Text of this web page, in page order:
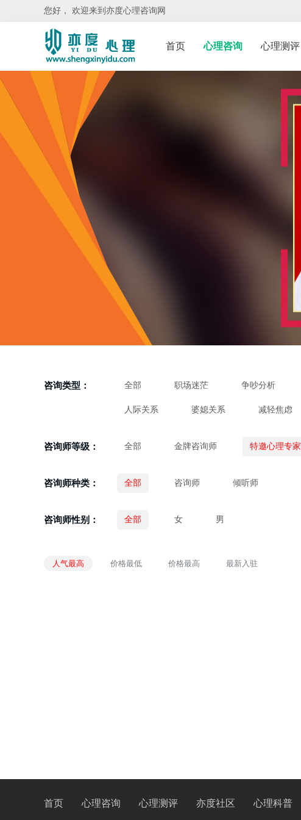
您好， 欢迎来到亦度心理咨询网
首页 心理咨询 心理测评
咨询类型： 全部 职场迷茫 争吵分析
人际关系 婆媳关系 减轻焦虑
咨询师等级： 全部 金牌咨询师 特邀心理专家
咨询师种类： 全部 咨询师 倾听师
咨询师性别： 全部 女 男
人气最高 价格最低 价格最高 最新入驻
首页 心理咨询 心理测评 亦度社区 心理科普